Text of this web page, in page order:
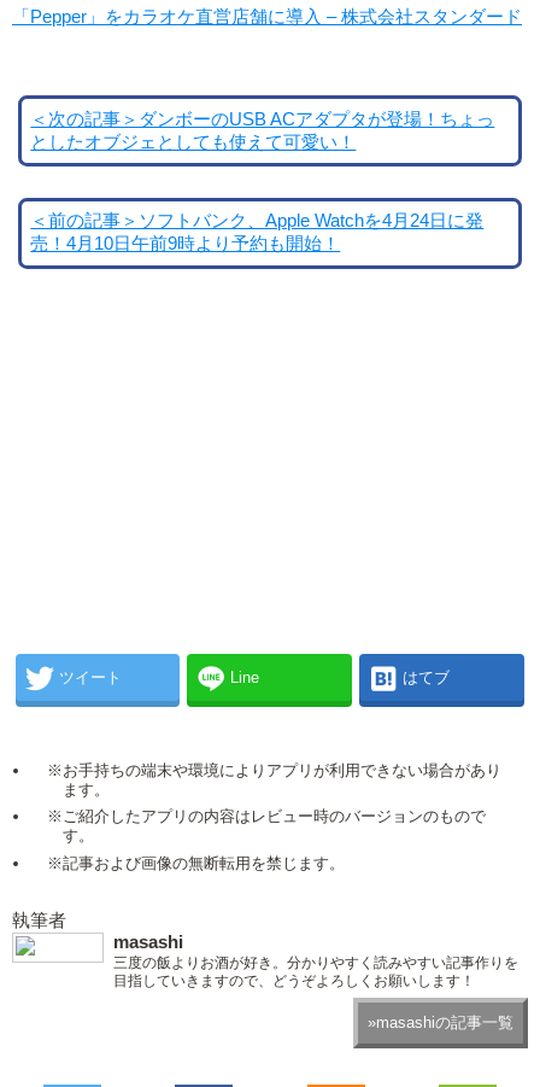
「Pepper」をカラオケ直営店舗に導入 – 株式会社スタンダード
＜次の記事＞ダンボーのUSB ACアダプタが登場！ちょっ
としたオブジェとしても使えて可愛い！
＜前の記事＞ソフトバンク、Apple Watchを4月24日に発
売！4月10日午前9時より予約も開始！
ツイート Line はてブ
※お手持ちの端末や環境によりアプリが利用できない場合があり
ます。
※ご紹介したアプリの内容はレビュー時のバージョンのもので
す。
※記事および画像の無断転用を禁じます。
執筆者
masashi
三度の飯よりお酒が好き。分かりやすく読みやすい記事作りを
目指していきますので、どうぞよろしくお願いします！
»masashiの記事一覧